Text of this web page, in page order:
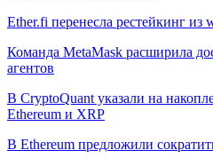
Ether.fi перенесла рестейкинг из
Команда MetaMask расширила
агентов
В CryptoQuant указали на
Ethereum и XRP
В Ethereum предложили